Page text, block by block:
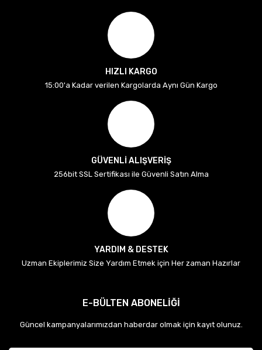
HIZLI KARGO
15:00'a Kadar verilen Kargolarda Aynı Gün Kargo
GÜVENLİ ALIŞVERİŞ
256bit SSL Sertifikası ile Güvenli Satın Alma
YARDIM & DESTEK
Uzman Ekiplerimiz Size Yardım Etmek için Her zaman Hazırlar
E-BÜLTEN ABONELİĞİ
Güncel kampanyalarımızdan haberdar olmak için kayıt olunuz.